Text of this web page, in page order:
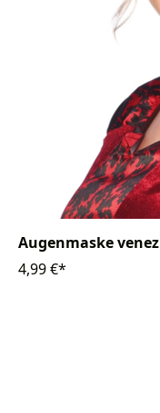
Augenmaske
4,99 €*